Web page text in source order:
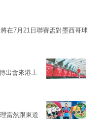
將在7月21日聯賽盃對墨西哥球
出會來港上
當然跟東道